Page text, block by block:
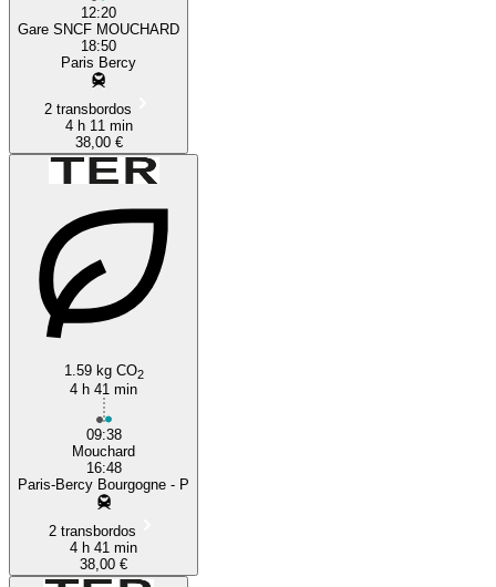
12:20
Gare SNCF MOUCHARD
18:50
Paris Bercy
2 transbordos
4 h 11 min
38,00 €
1.59 kg CO2
4 h 41 min
09:38
Mouchard
16:48
Paris-Bercy Bourgogne - P
2 transbordos
4 h 41 min
38,00 €